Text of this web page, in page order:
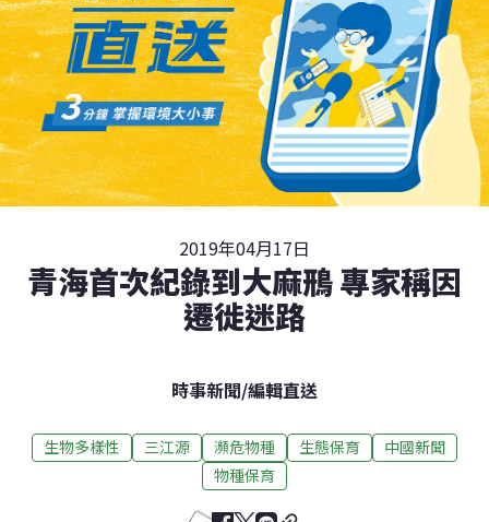
2019年04月17日
青海首次紀錄到大麻鳽 專家稱因
遷徙迷路
時事新聞/編輯直送
生物多樣性 三江源 瀕危物種 生態保育
中國新聞
物種保育